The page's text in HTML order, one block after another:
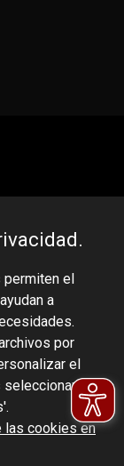
permiten el
a
por
el
las cookies en